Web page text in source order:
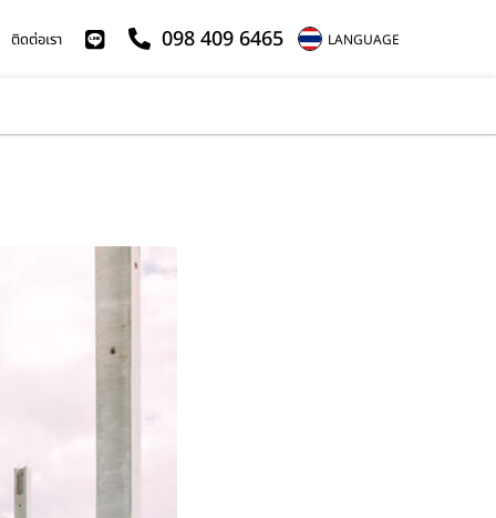
ติดต่อเรา 098 409 6465 LANGUAGE